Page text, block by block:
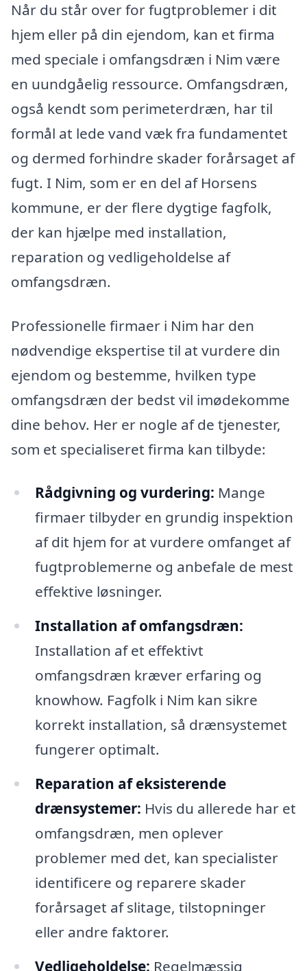
Når du står over for fugtproblemer i dit
hjem eller på din ejendom, kan et firma
med speciale i omfangsdræn i Nim være
en uundgåelig ressource. Omfangsdræn,
også kendt som perimeterdræn, har til
formål at lede vand væk fra fundamentet
og dermed forhindre skader forårsaget af
fugt. I Nim, som er en del af Horsens
kommune, er der flere dygtige fagfolk,
der kan hjælpe med installation,
reparation og vedligeholdelse af
omfangsdræn.
Professionelle firmaer i Nim har den
nødvendige ekspertise til at vurdere din
ejendom og bestemme, hvilken type
omfangsdræn der bedst vil imødekomme
dine behov. Her er nogle af de tjenester,
som et specialiseret firma kan tilbyde:
Rådgivning og vurdering: Mange
firmaer tilbyder en grundig inspektion
af dit hjem for at vurdere omfanget af
fugtproblemerne og anbefale de mest
effektive løsninger.
Installation af omfangsdræn:
Installation af et effektivt
omfangsdræn kræver erfaring og
knowhow. Fagfolk i Nim kan sikre
korrekt installation, så drænsystemet
fungerer optimalt.
Reparation af eksisterende
drænsystemer: Hvis du allerede har et
omfangsdræn, men oplever
problemer med det, kan specialister
identificere og reparere skader
forårsaget af slitage, tilstopninger
eller andre faktorer.
Vedligeholdelse: Regelmæssig